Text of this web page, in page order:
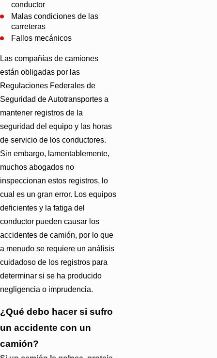
conductor
Malas condiciones de las
carreteras
Fallos mecánicos
Las compañías de camiones
están obligadas por las
Regulaciones Federales de
Seguridad de Autotransportes a
mantener registros de la
seguridad del equipo y las horas
de servicio de los conductores.
Sin embargo, lamentablemente,
muchos abogados no
inspeccionan estos registros, lo
cual es un gran error. Los equipos
deficientes y la fatiga del
conductor pueden causar los
accidentes de camión, por lo que
a menudo se requiere un análisis
cuidadoso de los registros para
determinar si se ha producido
negligencia o imprudencia.
¿Qué debo hacer si sufro
un accidente con un
camión?